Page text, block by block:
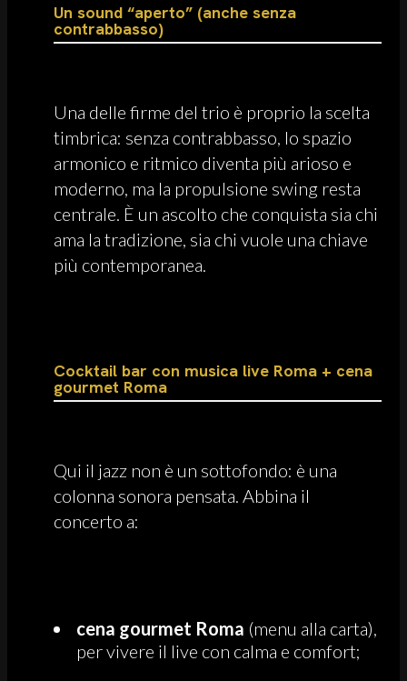
Un sound “aperto” (anche senza
contrabbasso)
Una delle firme del trio è proprio la scelta
timbrica: senza contrabbasso, lo spazio
armonico e ritmico diventa più arioso e
moderno, ma la propulsione swing resta
centrale. È un ascolto che conquista sia chi
ama la tradizione, sia chi vuole una chiave
più contemporanea.
Cocktail bar con musica live Roma + cena
gourmet Roma
Qui il jazz non è un sottofondo: è una
colonna sonora pensata. Abbina il
concerto a:
cena gourmet Roma (menu alla carta),
per vivere il live con calma e comfort;